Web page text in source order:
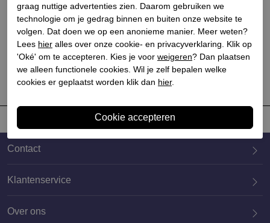
New rock
Dames overknee laarzen
zwart
€ 499,90
Contact
020 659 3444
Klantenservice
Over ons
graag nuttige advertenties zien. Daarom gebruiken we
technologie om je gedrag binnen en buiten onze website te
volgen. Dat doen we op een anonieme manier. Meer weten?
Lees hier alles over onze cookie- en privacyverklaring. Klik op
'Oké' om te accepteren. Kies je voor weigeren? Dan plaatsen
we alleen functionele cookies. Wil je zelf bepalen welke
cookies er geplaatst worden klik dan hier.